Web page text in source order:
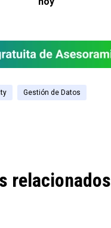
Gestión de Datos
relacionados